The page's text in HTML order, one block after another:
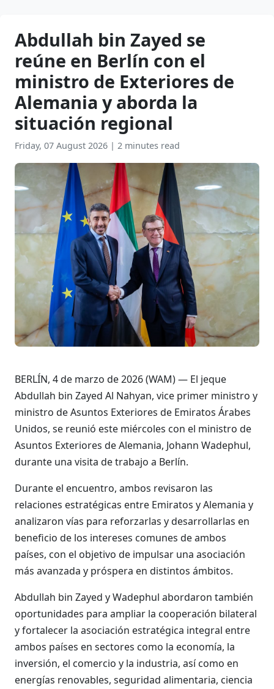
Abdullah bin Zayed se
reúne en Berlín con el
ministro de Exteriores de
Alemania y aborda la
situación regional
Friday, 07 August 2026 | 2 minutes read
BERLÍN, 4 de marzo de 2026 (WAM) — El jeque
Abdullah bin Zayed Al Nahyan, vice primer ministro y
ministro de Asuntos Exteriores de Emiratos Árabes
Unidos, se reunió este miércoles con el ministro de
Asuntos Exteriores de Alemania, Johann Wadephul,
durante una visita de trabajo a Berlín.
Durante el encuentro, ambos revisaron las
relaciones estratégicas entre Emiratos y Alemania y
analizaron vías para reforzarlas y desarrollarlas en
beneficio de los intereses comunes de ambos
países, con el objetivo de impulsar una asociación
más avanzada y próspera en distintos ámbitos.
Abdullah bin Zayed y Wadephul abordaron también
oportunidades para ampliar la cooperación bilateral
y fortalecer la asociación estratégica integral entre
ambos países en sectores como la economía, la
inversión, el comercio y la industria, así como en
energías renovables, seguridad alimentaria, ciencia